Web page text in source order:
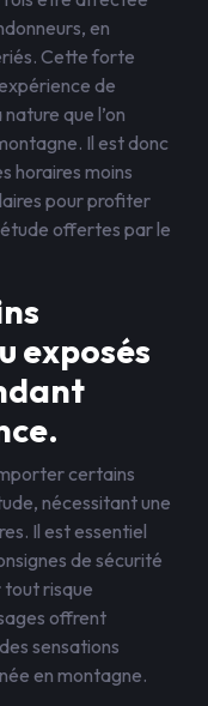
en
Cette forte
de
que l’on
Il est donc
horaires moins
pour profiter
offertes par le
exposés
certains
nécessitant une
Il est essentiel
de sécurité
tout risque
offrent
sensations
en montagne.